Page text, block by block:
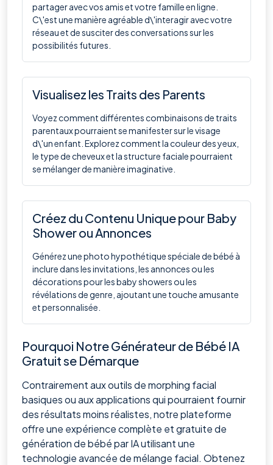
partager avec vos amis et votre famille en ligne.
C\'est une manière agréable d\'interagir avec votre
réseau et de susciter des conversations sur les
possibilités futures.
Visualisez les Traits des Parents
Voyez comment différentes combinaisons de traits
parentaux pourraient se manifester sur le visage
d\'un enfant. Explorez comment la couleur des yeux,
le type de cheveux et la structure faciale pourraient
se mélanger de manière imaginative.
Créez du Contenu Unique pour Baby
Shower ou Annonces
Générez une photo hypothétique spéciale de bébé à
inclure dans les invitations, les annonces ou les
décorations pour les baby showers ou les
révélations de genre, ajoutant une touche amusante
et personnalisée.
Pourquoi Notre Générateur de Bébé IA
Gratuit se Démarque
Contrairement aux outils de morphing facial
basiques ou aux applications qui pourraient fournir
des résultats moins réalistes, notre plateforme
offre une expérience complète et gratuite de
génération de bébé par IA utilisant une
technologie avancée de mélange facial. Obtenez